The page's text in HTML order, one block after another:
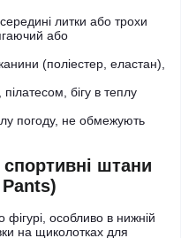
литки або трохи
або
(поліестер, еластан),
бігу в теплу
погоду, не обмежують
штани
особливо в нижній
на щиколотках для